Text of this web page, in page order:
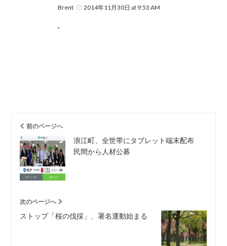
Brent 2014年11月30日 at 9:53 AM
.
前のページへ
浪江町、全世帯にタブレット端末配布
民間から人材公募
次のページへ
ストップ「桜の伐採」、署名運動始まる